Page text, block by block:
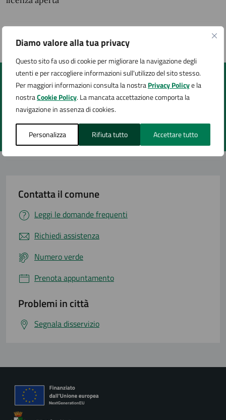
Diamo valore alla tua privacy
Questo sito fa uso di cookie per migliorare la navigazione degli
utenti e per raccogliere informazioni sull'utilizzo del sito stesso.
Per maggiori informazioni consulta la nostraPrivacy Policye la
nostraCookie Policy. La mancata accettazione comporta la
navigazione in assenza di cookies.
Personalizza Rifiuta tutto Accettare tutto
Ultimo aggiornamento: 19/02/2025, 13:18
Quanto sono chiare le informazioni su questa
pagina?
Valuta 5 stelle su 5
Valuta 4 stelle su 5
Valuta 3 stelle su 5
Valuta 2 stelle su 5
Valuta 1 stelle su 5
Contatta il comune
Leggi le domande frequenti
Richiedi assistenza
Numero verde
Prenota appuntamento
Problemi in città
Segnala disservizio